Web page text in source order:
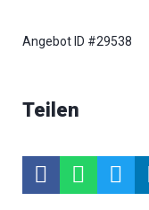
Angebot ID #29538
Teilen